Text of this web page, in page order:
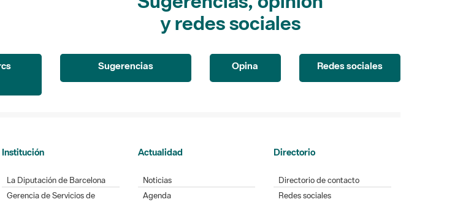
y redes sociales
Sugerencias Opina Redes sociales
Institución
La Diputación de Barcelona
Gerencia de Servicios de
Actualidad
Noticias
Agenda
Directorio
Directorio de contacto
Redes sociales